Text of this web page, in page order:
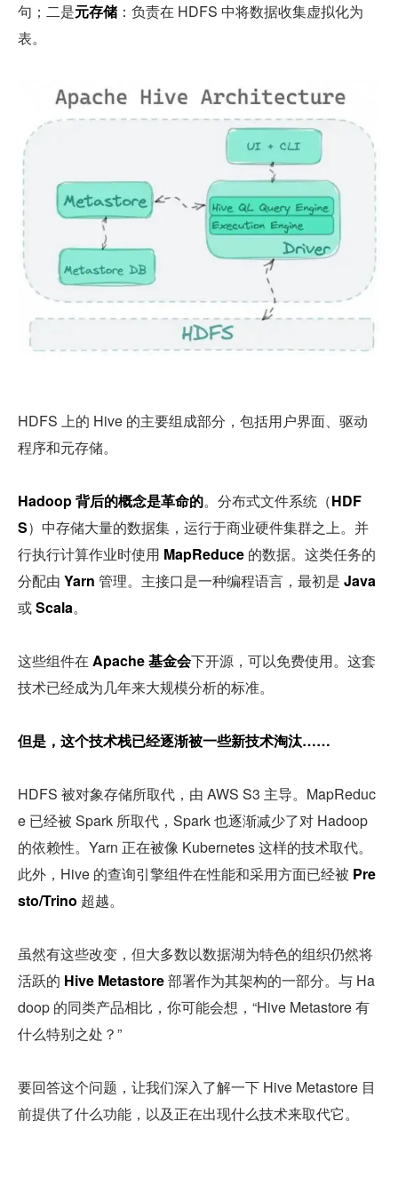
句；二是元存储 ：负责在 HDFS 中将数据收集虚拟化为
表。
HDFS 上的 Hive 的主要组成部分，包括用户界面、驱动
程序和元存储。
Hadoop 背后的概念是革命的。分布式文件系统（HDF
S）中存储大量的数据集，运行于商业硬件集群之上。并
行执行计算作业时使用 MapReduce 的数据。这类任务的
分配由 Yarn 管理。主接口是一种编程语言，最初是 Java
或 Scala。
这些组件在 Apache 基金会下开源，可以免费使用。这套
技术已经成为几年来大规模分析的标准。
但是，这个技术栈已经逐渐被一些新技术淘汰……
HDFS 被对象存储所取代，由 AWS S3 主导。MapReduc
e 已经被 Spark 所取代，Spark 也逐渐减少了对 Hadoop
的依赖性。Yarn 正在被像 Kubernetes 这样的技术取代。
此外，Hive 的查询引擎组件在性能和采用方面已经被 Pre
sto/Trino 超越。
虽然有这些改变，但大多数以数据湖为特色的组织仍然将
活跃的 Hive Metastore 部署作为其架构的一部分。与 Ha
doop 的同类产品相比，你可能会想，“Hive Metastore 有
什么特别之处？”
要回答这个问题，让我们深入了解一下 Hive Metastore 目
前提供了什么功能，以及正在出现什么技术来取代它。